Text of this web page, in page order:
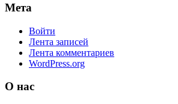
Мета
Войти
Лента записей
Лента комментариев
WordPress.org
О нас